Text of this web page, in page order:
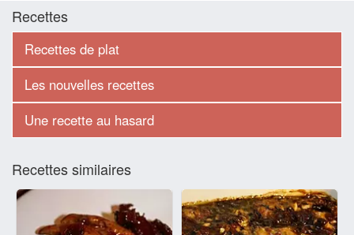
Recettes
Recettes de plat
Les nouvelles recettes
Une recette au hasard
Recettes similaires